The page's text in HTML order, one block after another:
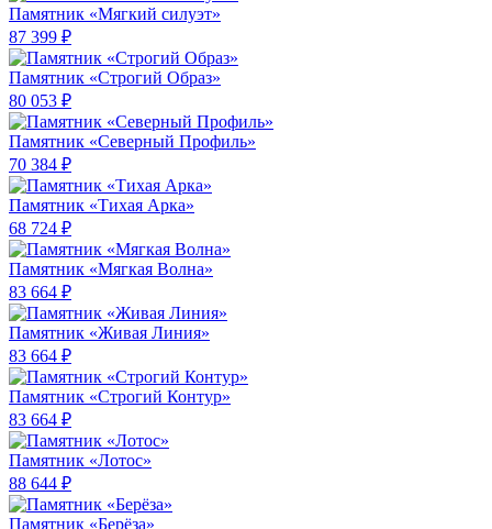
Памятник «Мягкий силуэт»
87 399 ₽
Памятник «Строгий Образ»
80 053 ₽
Памятник «Северный Профиль»
70 384 ₽
Памятник «Тихая Арка»
68 724 ₽
Памятник «Мягкая Волна»
83 664 ₽
Памятник «Живая Линия»
83 664 ₽
Памятник «Строгий Контур»
83 664 ₽
Памятник «Лотос»
88 644 ₽
Памятник «Берёза»